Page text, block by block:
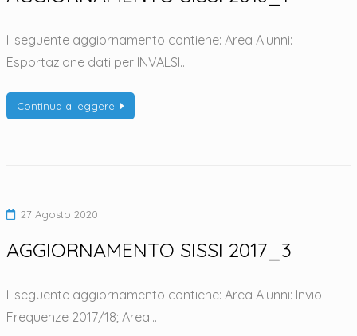
Il seguente aggiornamento contiene: Area Alunni:
Esportazione dati per INVALSI…
Continua a leggere
27 Agosto 2020
AGGIORNAMENTO SISSI 2017_3
Il seguente aggiornamento contiene: Area Alunni: Invio
Frequenze 2017/18; Area…